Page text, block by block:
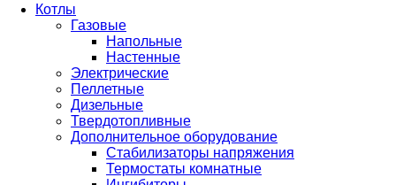
Котлы
Газовые
Напольные
Настенные
Электрические
Пеллетные
Дизельные
Твердотопливные
Дополнительное оборудование
Стабилизаторы напряжения
Термостаты комнатные